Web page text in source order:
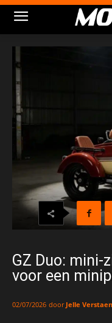
GZ Duo:
voor een
02/07/2026 door Jelle Verstaen